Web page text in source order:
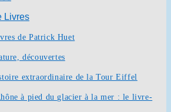
Livres
de Patrick Huet
découvertes
extraordinaire de la Tour Eiffel
à pied du glacier à la mer : le livre-